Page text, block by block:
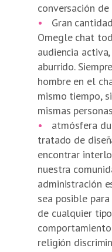
conversación
•
Gran
Omegle chat
audiencia
aburrido.
hombre en el
mismo tiempo,
mismas
•
atmósfera
tratado de
encontrar
nuestra
administración
sea posible
de cualquier
religión